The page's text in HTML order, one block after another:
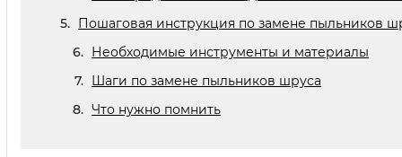
Пошаговая инструкция по замене пыльников
Необходимые инструменты и материалы
Шаги по замене пыльников шруса
Что нужно помнить